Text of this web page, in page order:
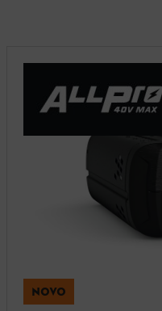
NOVO